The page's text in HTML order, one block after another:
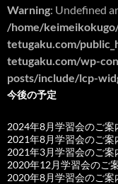
Warning: Undefined
/home/
tetugaku.com/
tetugaku.com/wp-
posts/include/lcp-
今後の予定
2024年8月学習会のご案
2021年8月学習会のご案
2021年3月学習会のご案
2020年12月学習会のご
2020年8月学習会のご案